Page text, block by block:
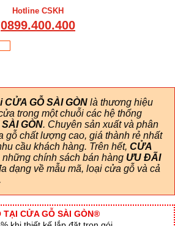
Hotline CSKH
0899.400.400
GỖ SÀI GÒN là thương hiệu
trong một chuỗi các hệ thống
GÒN. Chuyên sản xuất và phân
gỗ chất lượng cao, giá thành rẻ nhất
cầu khách hàng. Trên hết, CỬA
những chính sách bán hàng ƯU ĐÃI
dạng về mẫu mã, loại cửa gỗ và cả
TẠI CỬA GỖ SÀI GÒN®